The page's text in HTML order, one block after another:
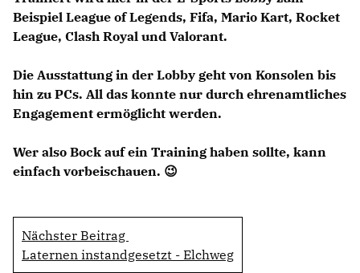
Beispiel League of Legends, Fifa, Mario Kart, Rocket
League, Clash Royal und Valorant.
Die Ausstattung in der Lobby geht von Konsolen bis
hin zu PCs. All das konnte nur durch ehrenamtliches
Engagement ermöglicht werden.
Wer also Bock auf ein Training haben sollte, kann
einfach vorbeischauen. 😉
Nächster Beitrag
Laternen instandgesetzt - Elchweg